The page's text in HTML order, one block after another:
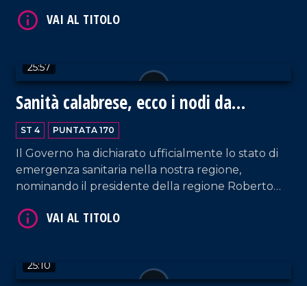
25:57
Sanità calabrese, ecco i nodi da
sciogliere
ST 4 PUNTATA 170
Il Governo ha dichiarato ufficialmente lo stato di
emergenza sanitaria nella nostra regione,
nominando il presidente della regione Roberto
vere cause del collasso del sistema? Esiste ancora
analizzato le principali criticità.
25:10
VAI AL TITOLO